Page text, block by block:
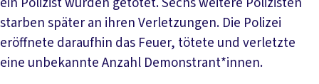
starben später an ihren Verletzungen. Die Polizei
eröffnete daraufhin das Feuer, tötete und verletzte
eine unbekannte Anzahl Demonstrant*innen.